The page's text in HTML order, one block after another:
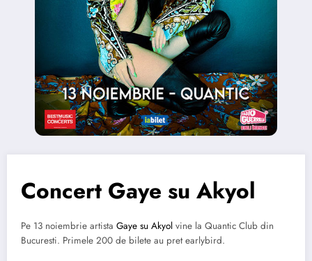
Concert Gaye su Akyol
Pe 13 noiembrie artista Gaye su Akyol vine la Quantic Club din
Bucuresti. Primele 200 de bilete au pret earlybird.